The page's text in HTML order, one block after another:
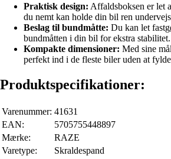
Praktisk design: Affaldsboksen er let
du nemt kan holde din bil ren
Beslag til bundmåtte: Du kan let
bundmåtten i din bil for ekstra stabilitet.
Kompakte dimensioner: Med sine
perfekt ind i de fleste biler uden at
Produktspecifikationer:
Varenummer: 41631
EAN:
5705755448897
Mærke:
RAZE
Varetype:
Skraldespand